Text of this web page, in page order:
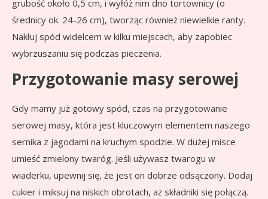
grubość około 0,5 cm, i wyłóż nim dno tortownicy (o
średnicy ok. 24-26 cm), tworząc również niewielkie ranty.
Nakłuj spód widelcem w kilku miejscach, aby zapobiec
wybrzuszaniu się podczas pieczenia.
Przygotowanie masy serowej
Gdy mamy już gotowy spód, czas na przygotowanie
serowej masy, która jest kluczowym elementem naszego
sernika z jagodami na kruchym spodzie. W dużej misce
umieść zmielony twaróg. Jeśli używasz twarogu w
wiaderku, upewnij się, że jest on dobrze odsączony. Dodaj
cukier i miksuj na niskich obrotach, aż składniki się połączą.